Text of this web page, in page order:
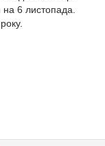
на 6 листопада.